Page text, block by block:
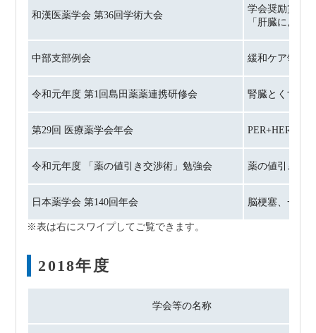
和漢医薬学会 第36回学術大会
学会奨励賞受
「肝臓による
中部支部例会 緩和ケア領域
令和元年度 第1回島田薬薬連携研修会 腎臓とくすり
第29回 医療薬学会年会 PER+HER併
令和元年度 「薬の値引き交渉術」勉強会 薬の値引き交
日本薬学会 第140回年会 脳梗塞、一過
2018年度
学会等の名称